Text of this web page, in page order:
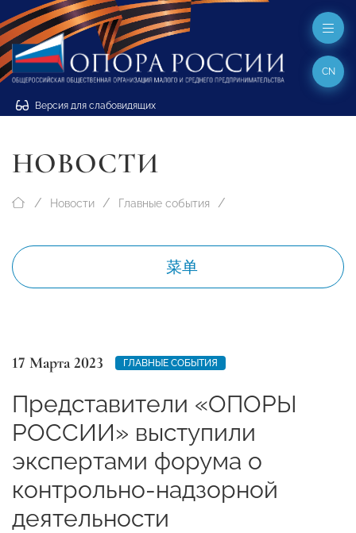
Версия для слабовидящих
CN
НОВОСТИ
Новости Главные события
菜单
17 Марта 2023 ГЛАВНЫЕ СОБЫТИЯ
Представители «ОПОРЫ
РОССИИ» выступили
экспертами форума о
контрольно-надзорной
деятельности